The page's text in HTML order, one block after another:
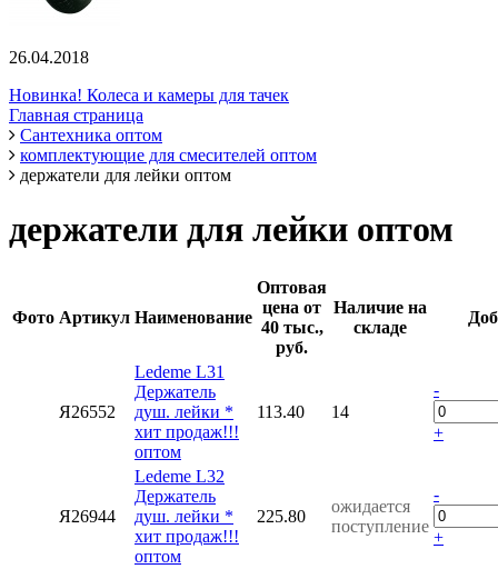
26.04.2018
Новинка! Колеса и камеры для тачек
Главная страница
Сантехника оптом
комплектующие для смесителей оптом
держатели для лейки оптом
держатели для лейки оптом
Фото Артикул Наименование
Оптовая
цена от
40 тыс.,
руб.
Наличие на
складе
Я26552
Ledeme L31
Держатель
душ. лейки *
хит продаж!!!
оптом
113.40 14
-
+
Я26944
Ledeme L32
Держатель
душ. лейки *
хит продаж!!!
оптом
225.80
ожидается
поступление
-
+